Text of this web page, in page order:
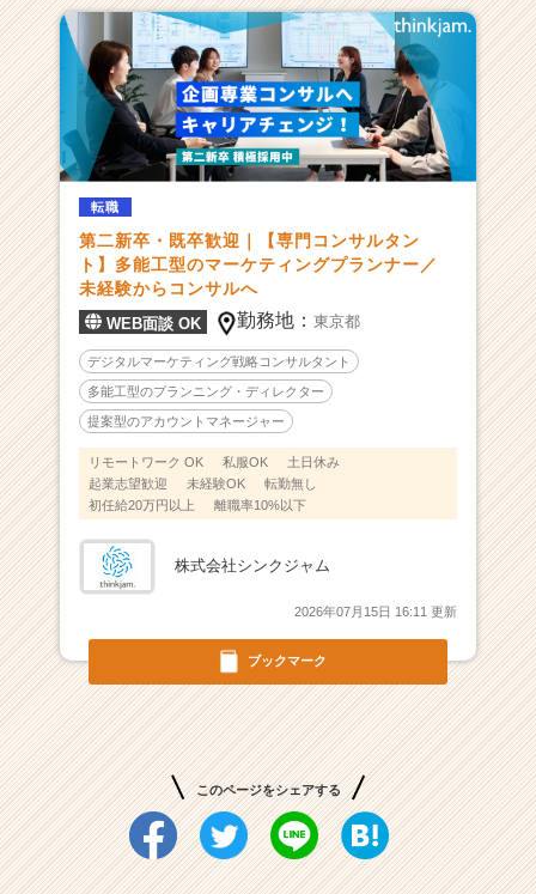
く
｜
他
に
類
を
見
能
工
型
マ
ー
ケ
プ
ラ
ン
ナ
|
か
ら
ブックマーク
転職
第二新卒・既卒歓迎｜【専門コンサルタン
ト】多能工型のマーケティングプランナー／
未経験からコンサルへ
WEB面談 OK 勤務地：東京都
デジタルマーケティング戦略コンサルタント
多能工型のプランニング・ディレクター
提案型のアカウントマネージャー
リモートワーク OK 私服OK
土日休み
起業志望歓迎
未経験OK
転勤無し
初任給20万円以上
離職率10%以下
株式会社シンクジャム
2026年07月15日 16:11 更新
このページをシェアする